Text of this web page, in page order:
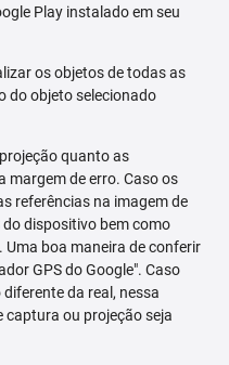
Play instalado em seu
os objetos de todas as
do objeto selecionado
quanto as
margem de erro. Caso os
referências na imagem de
do dispositivo bem como
Uma boa maneira de conferir
GPS do Google". Caso
da real, nessa
captura ou projeção seja